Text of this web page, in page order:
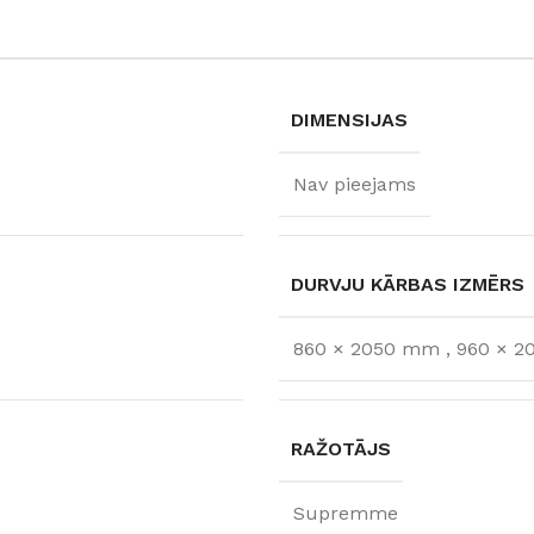
Grīdām un sienām
DIMENSIJAS
Nav pieejams
DURVJU KĀRBAS IZMĒRS
860 × 2050 mm , 960 ×
RAŽOTĀJS
Supremme